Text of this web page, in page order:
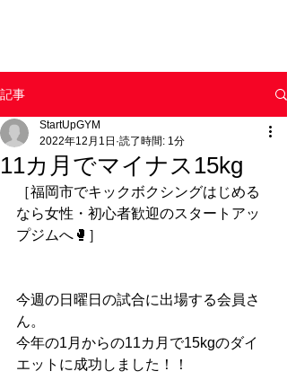
記事
11カ月でマイナス15kg
StartUpGYM
2022年12月1日 読了時間: 1分
［福岡市でキックボクシングはじめる
なら女性・初心者歓迎のスタートアッ
プジムへ🥊］
今週の日曜日の試合に出場する会員さ
ん。
今年の1月からの11カ月で15kgのダイ
エットに成功しました！！